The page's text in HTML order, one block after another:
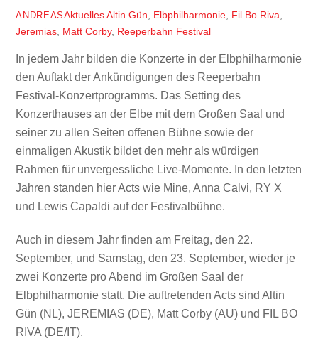
ANDREASAktuellesAltin Gün Elbphilharmonie, Fil Bo Riva
Jeremias Matt Corby, Reeperbahn Festival
In jedem Jahr bilden die Konzerte in der Elbphilharmonie
den Auftakt der Ankündigungen des Reeperbahn
Festival-Konzertprogramms. Das Setting des
Konzerthauses an der Elbe mit dem Großen Saal und
seiner zu allen Seiten offenen Bühne sowie der
einmaligen Akustik bildet den mehr als würdigen
Rahmen für unvergessliche Live-Momente. In den letzten
Jahren standen hier Acts wie Mine, Anna Calvi, RY X
und Lewis Capaldi auf der Festivalbühne.
Auch in diesem Jahr finden am Freitag, den 22.
September, und Samstag, den 23. September, wieder je
zwei Konzerte pro Abend im Großen Saal der
Elbphilharmonie statt. Die auftretenden Acts sind Altin
Gün (NL), JEREMIAS (DE), Matt Corby (AU) und FIL BO
RIVA (DE/IT).